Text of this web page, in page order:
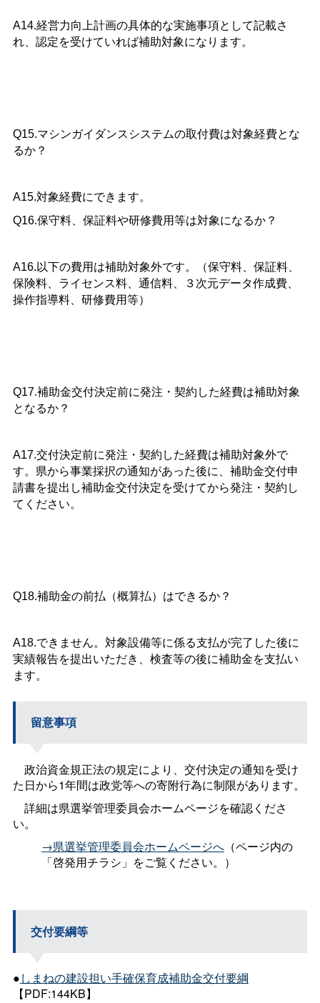
A14.経営力向上計画の具体的な実施事項として記載さ
れ、認定を受けていれば補助対象になります。
Q15.マシンガイダンスシステムの取付費は対象経費とな
るか？
A15.対象経費にできます。
Q16.保守料、保証料や研修費用等は対象になるか？
A16.以下の費用は補助対象外です。（保守料、保証料、
保険料、ライセンス料、通信料、３次元データ作成費、
操作指導料、研修費用等）
Q17.補助金交付決定前に発注・契約した経費は補助対象
となるか？
A17.交付決定前に発注・契約した経費は補助対象外で
す。県から事業採択の通知があった後に、補助金交付申
請書を提出し補助金交付決定を受けてから発注・契約し
てください。
Q18.補助金の前払（概算払）はできるか？
A18.できません。対象設備等に係る支払が完了した後に
実績報告を提出いただき、検査等の後に補助金を支払い
ます。
留意事項
政治資金規正法の規定により、交付決定の通知を受け
た日から1年間は政党等への寄附行為に制限があります。
詳細は県選挙管理委員会ホームページを確認くださ
い。
→県選挙管理委員会ホームページへ（ページ内の
「啓発用チラシ」をご覧ください。）
交付要綱等
●しまねの建設担い手確保育成補助金交付要綱
【PDF:144KB】